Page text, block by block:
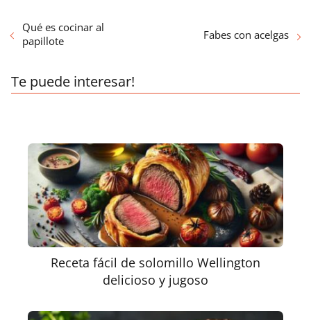
Qué es cocinar al
papillote
Fabes con acelgas
Te puede interesar!
Receta fácil de solomillo Wellington
delicioso y jugoso